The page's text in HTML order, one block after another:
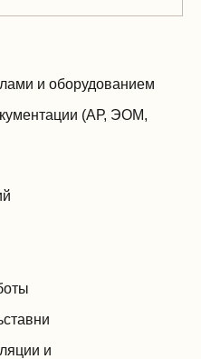
и оборудованием
(АР, ЭОМ,
и